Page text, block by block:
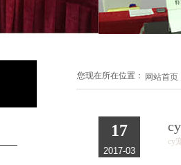
您现在所在位置：
网站首页
17
2017-03
cy